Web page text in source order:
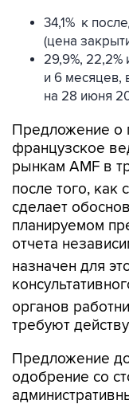
34,1% к
(цена
29,9%, 22,2%
и 6 месяцев,
на 28 июня
Предложение о
французское
рынкам AMF в
после того, как
сделает
планируемом
отчета
назначен для
органов
требуют
Предложение
одобрение со